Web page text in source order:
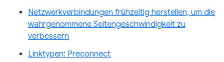
Netzwerkverbindungen frühzeitig herstellen, um die
wahrgenommene Seitengeschwindigkeit zu
verbessern
Linktypen: Preconnect